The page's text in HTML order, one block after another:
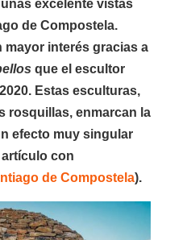
excelente vistas
de Compostela.
mayor interés gracias a
que el escultor
Estas esculturas,
rosquillas, enmarcan la
efecto muy singular
con
de Compostela).